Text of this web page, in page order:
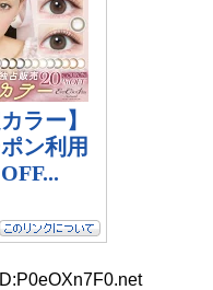
ID:P0eOXn7F0.net